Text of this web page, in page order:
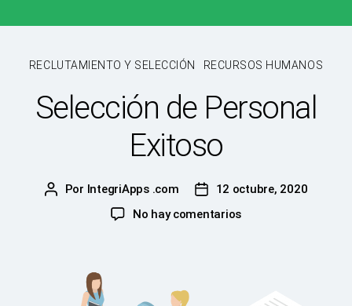
Categorías
RECLUTAMIENTO Y SELECCIÓN RECURSOS HUMANOS
Selección de Personal
Exitoso
Autor
Por IntegriApps .com
Fecha
de
12 octubre, 2020
No hay comentariosen